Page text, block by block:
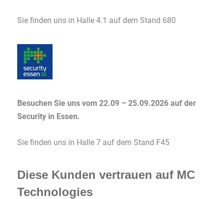
Sie finden uns in Halle 4.1 auf dem Stand 680
Besuchen Sie uns vom 22.09 – 25.09.2026 auf der
Security in Essen.
Sie finden uns in Halle 7 auf dem Stand F45
Diese Kunden vertrauen auf MC
Technologies